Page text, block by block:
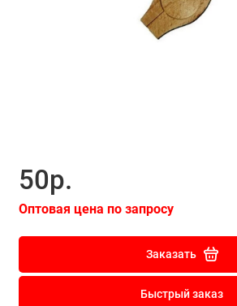
50р.
Оптовая цена по запросу
Заказать
Быстрый заказ